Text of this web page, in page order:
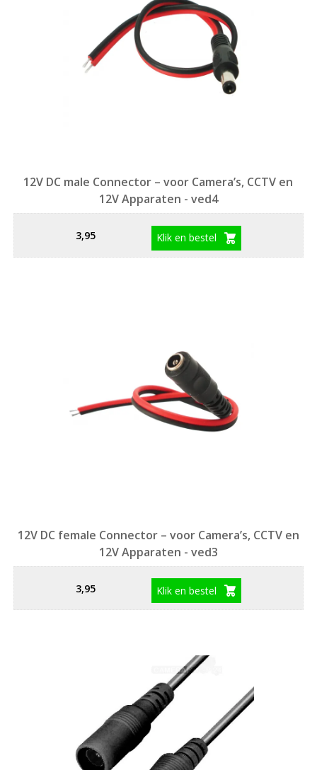
12V DC male Connector – voor Camera’s, CCTV en
12V Apparaten - ved4
3,95 Klik en bestel
12V DC female Connector – voor Camera’s, CCTV en
12V Apparaten - ved3
3,95 Klik en bestel